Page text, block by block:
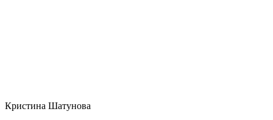
Кристина Шатунова